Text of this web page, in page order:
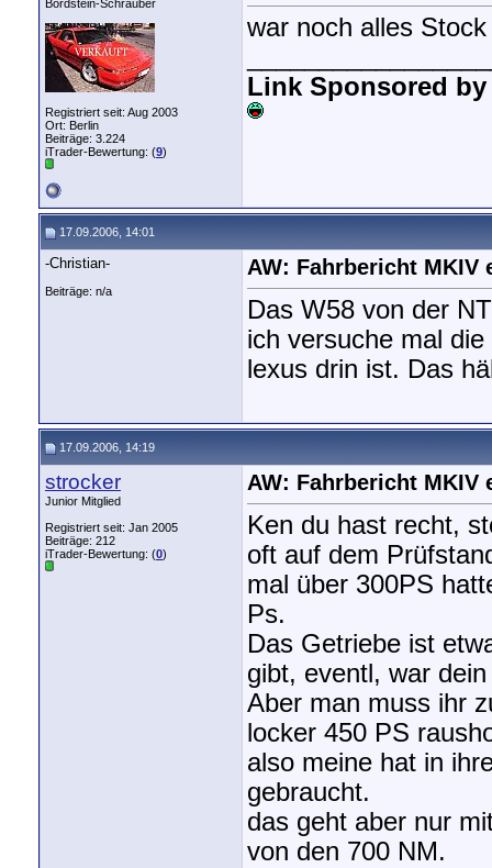
Bordstein-Schrauber
Registriert seit: Aug 2003
Ort: Berlin
Beiträge: 3.224
iTrader-Bewertung: (9)
war noch alles Stock
Link Sponsored
17.09.2006, 14:01
-Christian-
Beiträge: n/a
AW: Fahrbericht MKIV
Das W58 von der
ich versuche mal
lexus drin ist. Das
17.09.2006, 14:19
strocker
Junior Mitglied
Registriert seit: Jan 2005
Beiträge: 212
iTrader-Bewertung: (0)
AW: Fahrbericht MKIV
Ken du hast recht,
oft auf dem
mal über 300PS
Ps.
Das Getriebe ist
gibt, eventl, war
Aber man muss ihr
locker 450 PS
also meine hat in
gebraucht.
das geht aber nur
von den 700 NM.